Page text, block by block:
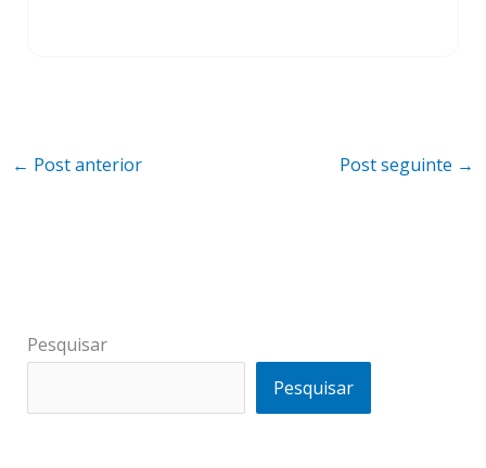
← Post anterior Post seguinte →
Pesquisar
Pesquisar